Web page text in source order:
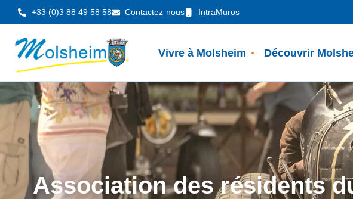
+33 (0)3 88 49 58 58 Contactez-nous IntraMuros
Vivre à Molsheim Découvrir
Association des résidents
Panneau de gestion des cookies